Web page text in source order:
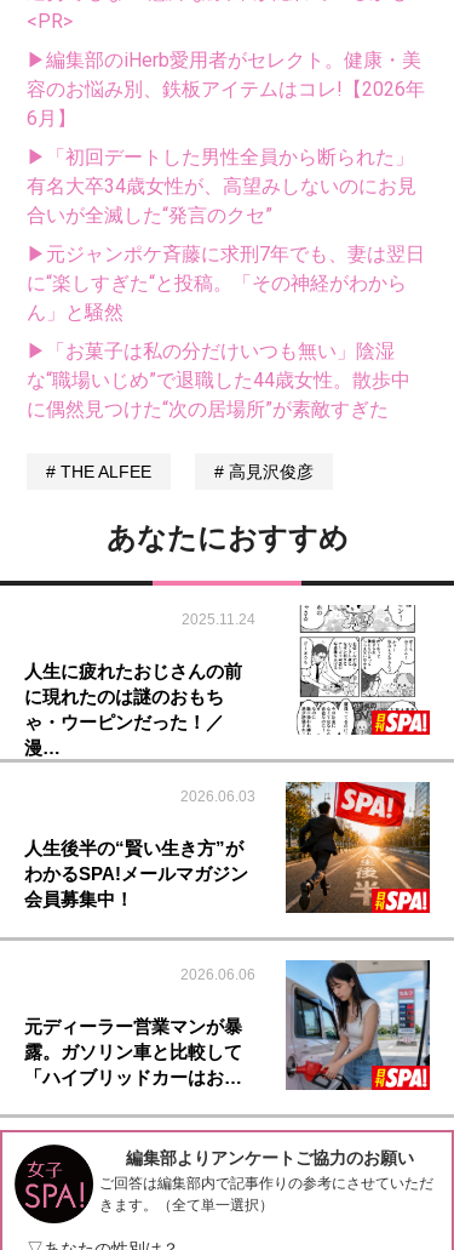
<PR>
▶編集部のiHerb愛用者がセレクト。健康・美
容のお悩み別、鉄板アイテムはコレ!【2026年
6月】
▶「初回デートした男性全員から断られた」
有名大卒34歳女性が、高望みしないのにお見
合いが全滅した“発言のクセ”
▶元ジャンポケ斉藤に求刑7年でも、妻は翌日
に“楽しすぎた“と投稿。「その神経がわから
ん」と騒然
▶「お菓子は私の分だけいつも無い」陰湿
な“職場いじめ”で退職した44歳女性。散歩中
に偶然見つけた“次の居場所”が素敵すぎた
THE ALFEE 高見沢俊彦
あなたにおすすめ
2025.11.24
人生に疲れたおじさんの前
に現れたのは謎のおもち
ゃ・ウーピンだった！／
漫…
2026.06.03
人生後半の“賢い生き方”が
わかるSPA!メールマガジン
会員募集中！
2026.06.06
元ディーラー営業マンが暴
露。ガソリン車と比較して
「ハイブリッドカーはお…